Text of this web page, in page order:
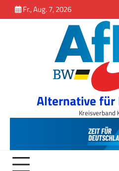
springen
to
Fr., Aug. 7, 2026
Alternative für
Kreisverband